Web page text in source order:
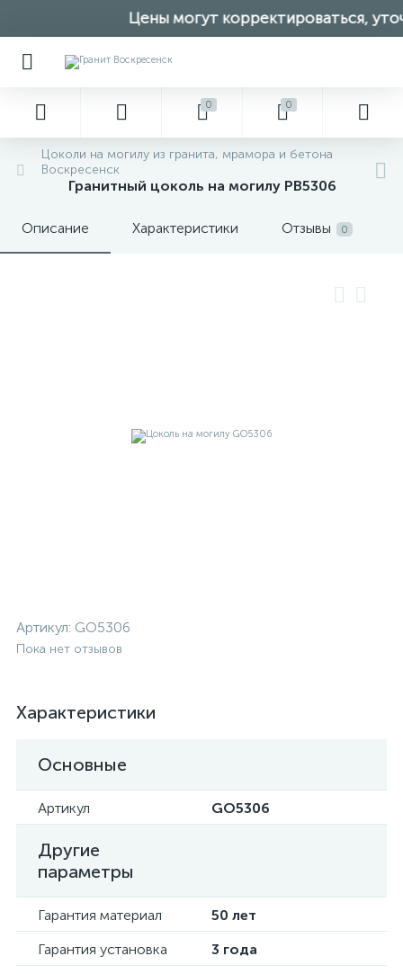
Цены могут корректироваться,
0 0
Цоколи на могилу из гранита, мрамора и бетона
Воскресенск
Гранитный цоколь на могилу PB5306
Описание Характеристики Отзывы 0
Артикул: GO5306
Пока нет отзывов
Характеристики
Основные
Артикул GO5306
Другие
параметры
Гарантия материал
50 лет
Гарантия установка
3 года